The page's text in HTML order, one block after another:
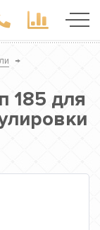
→
185 для